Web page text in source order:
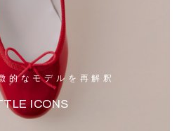
的なモデルを再解釈
ICONS